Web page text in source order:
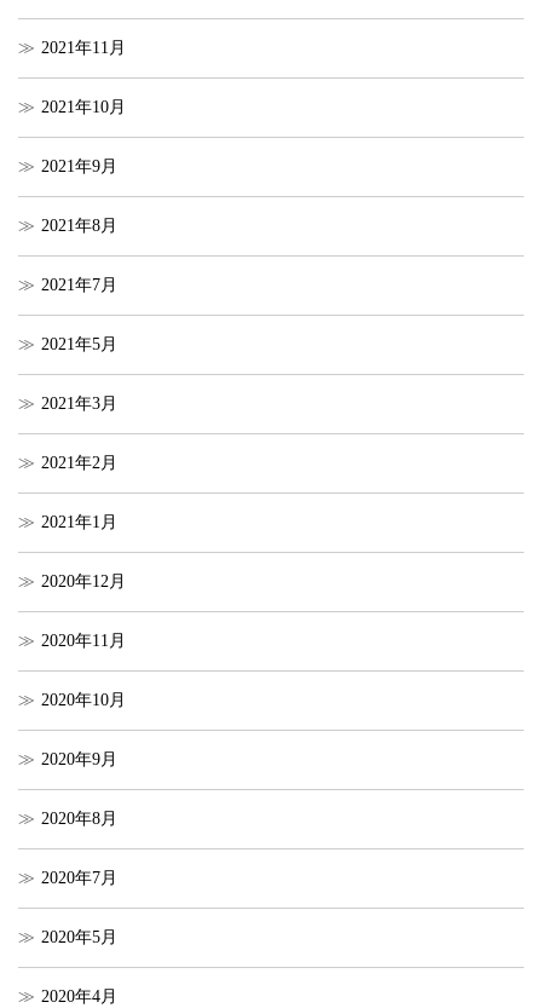
2021年11月
2021年10月
2021年9月
2021年8月
2021年7月
2021年5月
2021年3月
2021年2月
2021年1月
2020年12月
2020年11月
2020年10月
2020年9月
2020年8月
2020年7月
2020年5月
2020年4月